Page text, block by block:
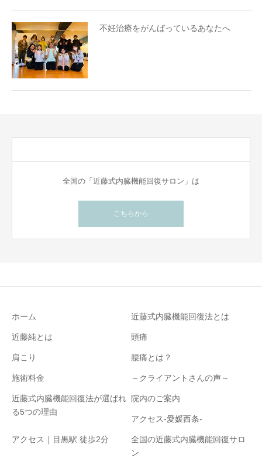
不妊治療をがんばっているあなたへ
全国の「近藤式内臓機能回復サロン」は
こちらから
ホーム 近藤式内臓機能回復法とは
近藤純とは 頭痛
肩こり 腰痛とは？
施術料金 ～クライアントさんの声～
近藤式内臓機能回復法が選ばれ
る5つの理由
院内のご案内
アクセス-愛媛西条-
アクセス｜目黒駅 徒歩2分
全国の近藤式内臓機能回復サロ
ン